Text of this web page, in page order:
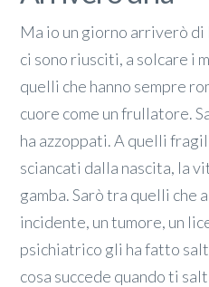
Ma io un giorno arriverò di
ci sono riusciti, a solcare i
quelli che hanno sempre
cuore come un frullatore.
ha azzoppati. A quelli
sciancati dalla nascita, la
gamba. Sarò tra quelli che
incidente, un tumore, un
psichiatrico gli ha fatto
cosa succede quando ti